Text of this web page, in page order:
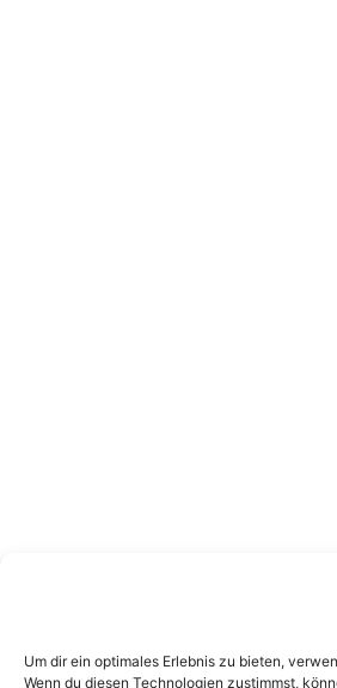
Um dir ein optimales Erlebnis zu bieten,
Wenn du diesen Technologien zustimmst,